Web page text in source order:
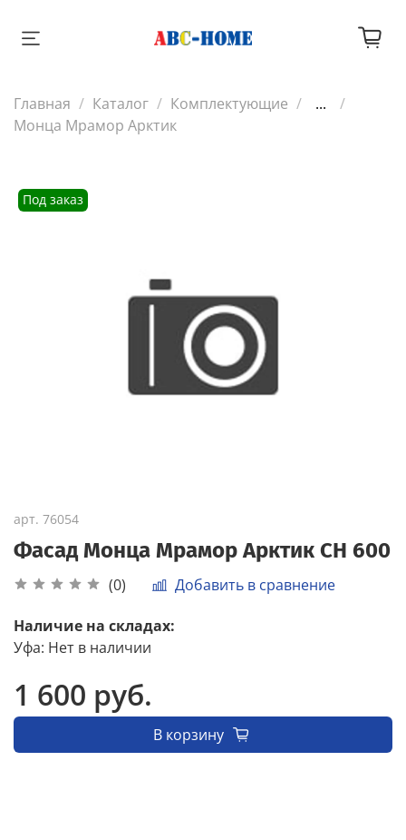
Главная Каталог Комплектующие
...
Монца Мрамор Арктик
Под заказ
арт. 76054
Фасад Монца Мрамор Арктик СН 600
(0) Добавить в сравнение
Наличие на складах:
Уфа: Нет в наличии
1 600 руб.
В корзину